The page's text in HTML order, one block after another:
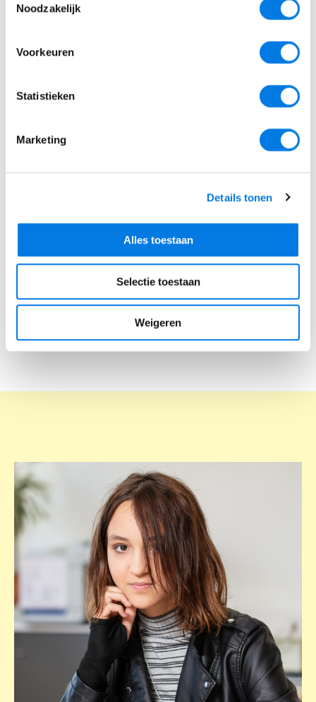
Noodzakelijk
Voorkeuren
Statistieken
Marketing
Details tonen
Alles toestaan
Selectie toestaan
Weigeren
Wat levert het concreet op?
Minder escalaties / uitval;
Betere samenwerking onderwijs–jeugdhulp.